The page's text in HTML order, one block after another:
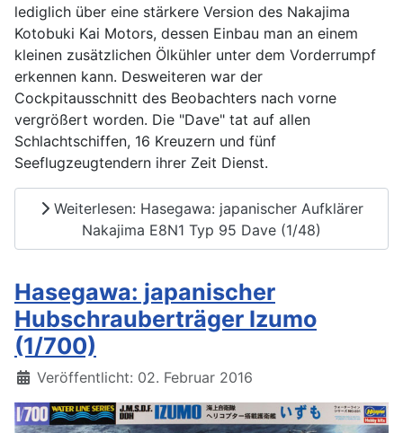
lediglich über eine stärkere Version des Nakajima
Kotobuki Kai Motors, dessen Einbau man an einem
kleinen zusätzlichen Ölkühler unter dem Vorderrumpf
erkennen kann. Desweiteren war der
Cockpitausschnitt des Beobachters nach vorne
vergrößert worden. Die "Dave" tat auf allen
Schlachtschiffen, 16 Kreuzern und fünf
Seeflugzeugtendern ihrer Zeit Dienst.
Weiterlesen: Hasegawa: japanischer Aufklärer
Nakajima E8N1 Typ 95 Dave (1/48)
Hasegawa: japanischer
Hubschrauberträger Izumo
(1/700)
Details
Veröffentlicht: 02. Februar 2016